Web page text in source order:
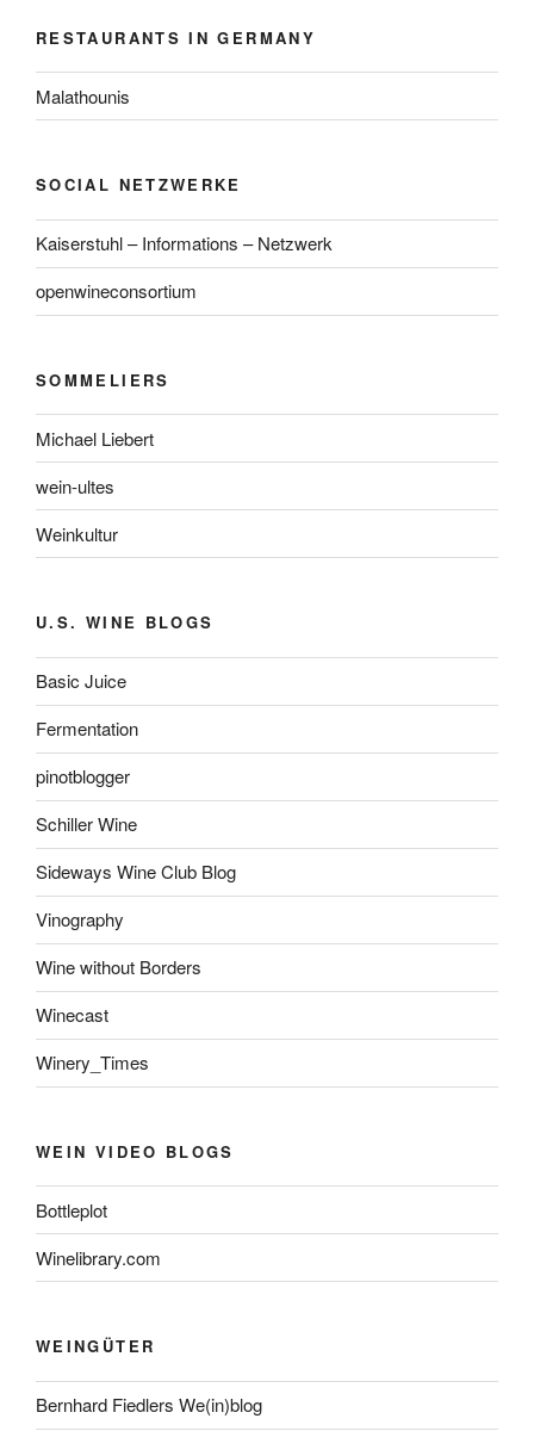
RESTAURANTS IN GERMANY
Malathounis
SOCIAL NETZWERKE
Kaiserstuhl – Informations – Netzwerk
openwineconsortium
SOMMELIERS
Michael Liebert
wein-ultes
Weinkultur
U.S. WINE BLOGS
Basic Juice
Fermentation
pinotblogger
Schiller Wine
Sideways Wine Club Blog
Vinography
Wine without Borders
Winecast
Winery_Times
WEIN VIDEO BLOGS
Bottleplot
Winelibrary.com
WEINGÜTER
Bernhard Fiedlers We(in)blog